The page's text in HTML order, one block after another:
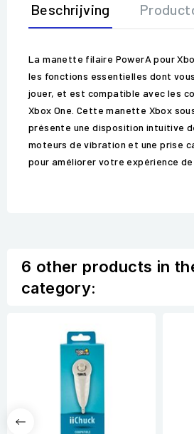
Beschrijving
La manette filaire PowerA pour
les fonctions essentielles dont
jouer, et est compatible avec les
Xbox One. Cette manette Xbox
présente une disposition intuitive
moteurs de vibration et une prise
pour améliorer votre expérience de
6 other products in
category: